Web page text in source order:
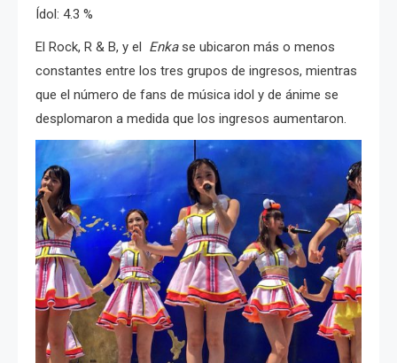
Ídol: 4.3 %
El Rock, R & B, y el Enkase ubicaron más o menos
constantes entre los tres grupos de ingresos, mientras
que el número de fans de música idol y de ánime se
desplomaron a medida que los ingresos aumentaron.